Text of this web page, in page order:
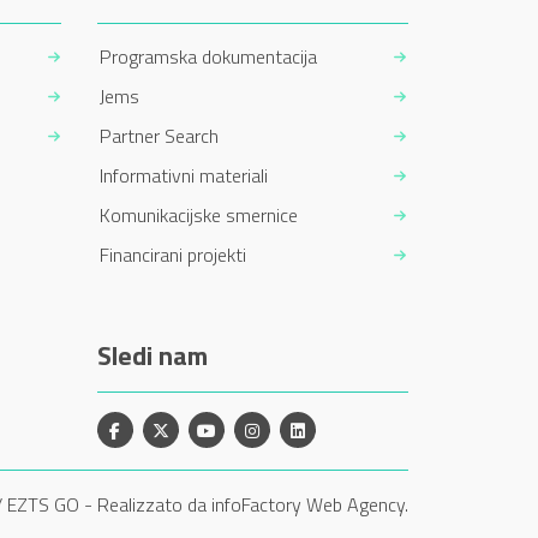
Programska dokumentacija
Jems
Partner Search
Informativni materiali
Komunikacijske smernice
Financirani projekti
Sledi nam
Facebook
X YouTubeInstagramLinkedin
GO - Realizzato da infoFactory Web Agency.